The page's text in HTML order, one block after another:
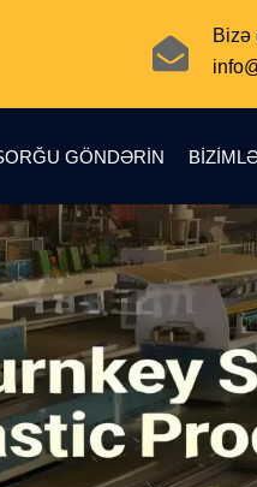
Bizə
GÖNDƏRIN